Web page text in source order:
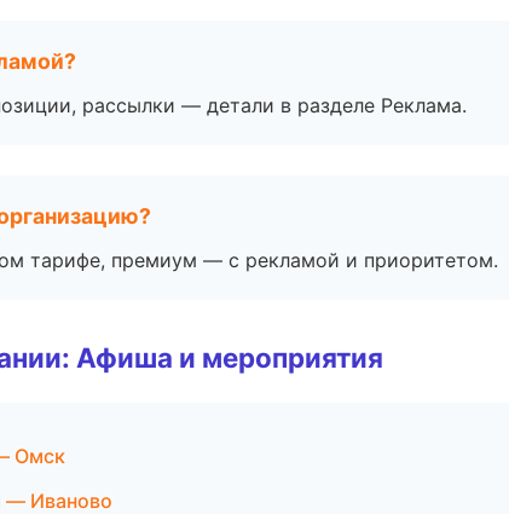
рассылки — детали в разделе Реклама.
тарифе, премиум — с рекламой и приоритетом.
Афиша и мероприятия
Омск
— Иваново